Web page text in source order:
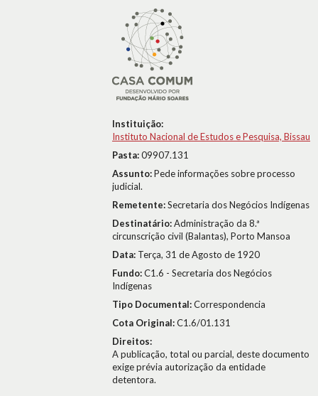
Instituição:
Instituto Nacional de Estudos e Pesquisa, Bissau
Pasta:09907.131
Assunto:Pede informações sobre processo
judicial.
Remetente:Secretaria dos Negócios Indígenas
Destinatário:Administração da 8.ª
circunscrição civil (Balantas), Porto Mansoa
Data: Terça, 31 de Agosto de 1920
Fundo:C1.6 - Secretaria dos Negócios
Indígenas
Tipo Documental:Correspondencia
Cota Original:C1.6/01.131
Direitos:
A publicação, total ou parcial, deste documento
exige prévia autorização da entidade
detentora.